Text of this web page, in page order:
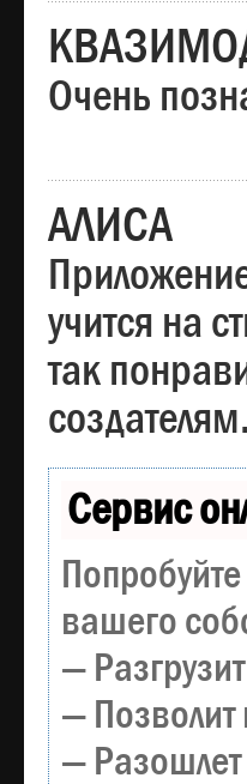
Очень
АЛИСА
учится на
так
создателям.
Сервис
вашего
—
— Позволит
— Разошлет